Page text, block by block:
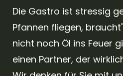
Die Gastro ist stressig
Pfannen fliegen,
nicht noch Öl ins Feuer
einen Partner, der